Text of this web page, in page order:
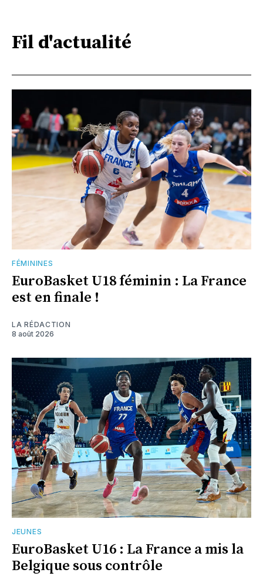
Fil d'actualité
FÉMININES
EuroBasket U18 féminin : La France
est en finale !
LA RÉDACTION
8 août 2026
JEUNES
EuroBasket U16 : La France a mis la
Belgique sous contrôle